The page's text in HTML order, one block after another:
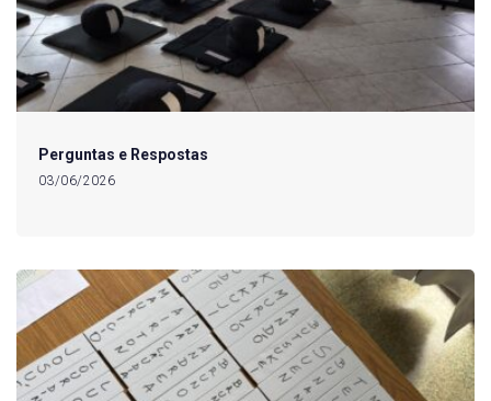
Perguntas e Respostas
03/06/2026